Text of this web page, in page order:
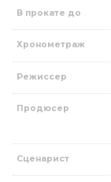
В прокате до
Хронометраж
Режиссер
Продюсер
Сценарист